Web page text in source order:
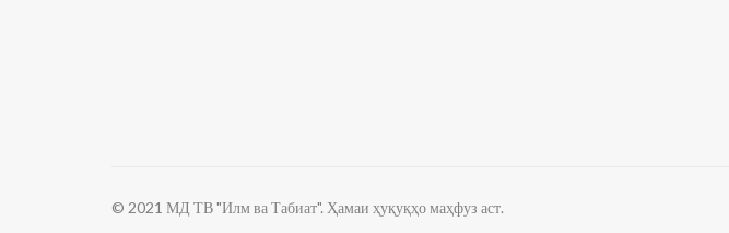
© 2021 МД ТВ "Илм ва Табиат". Ҳамаи ҳуқуқҳо маҳфуз аст.